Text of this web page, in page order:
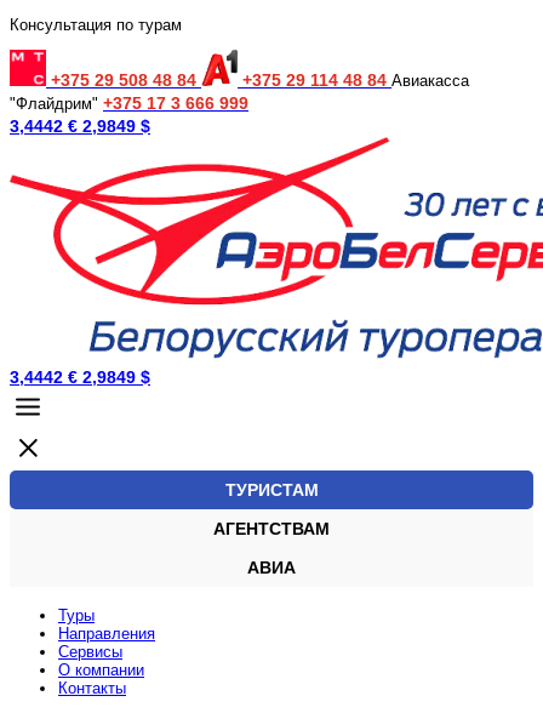
Консультация по турам
+375 29 508 48 84 +375 29 114 48 84 Авиакасса
"Флайдрим" +375 17 3 666 999
3,4442 € 2,9849 $
3,4442 € 2,9849 $
ТУРИСТАМ
АГЕНТСТВАМ
АВИА
Туры
Направления
Сервисы
O компании
Контакты